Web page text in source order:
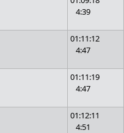
4:39
01:11:12
4:47
01:11:19
4:47
01:12:11
4:51